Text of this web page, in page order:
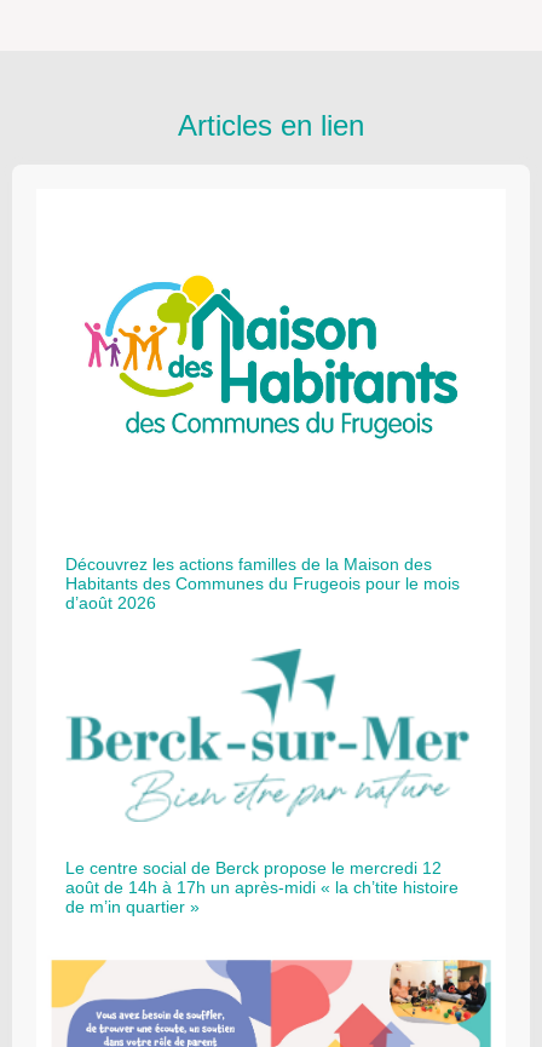
Articles en lien
Découvrez les actions familles de la Maison des
Habitants des Communes du Frugeois pour le mois
d’août 2026
Le centre social de Berck propose le mercredi 12
août de 14h à 17h un après-midi « la ch’tite histoire
de m’in quartier »